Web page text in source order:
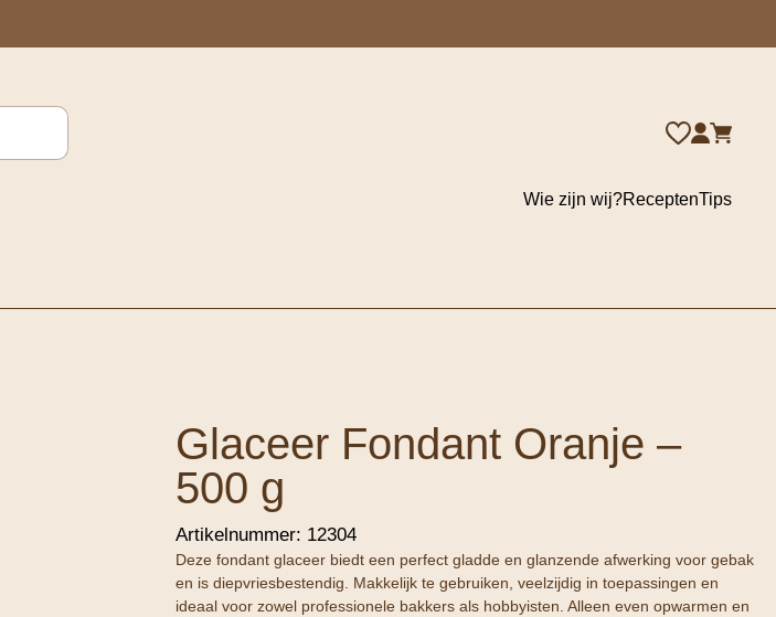
Wie zijn wij?ReceptenTips
Glaceer Fondant Oranje –
500 g
Artikelnummer: 12304
Deze fondant glaceer biedt een perfect gladde en glanzende afwerking voor gebak
en is diepvriesbestendig. Makkelijk te gebruiken, veelzijdig in toepassingen en
ideaal voor zowel professionele bakkers als hobbyisten. Alleen even opwarmen en